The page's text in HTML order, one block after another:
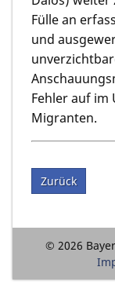
Fülle an
und
Fehler auf im
Migranten.
Zurück
© 2026